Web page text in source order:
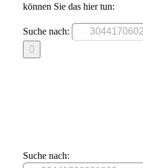
können Sie das hier tun:
Suche nach:
Suche nach: